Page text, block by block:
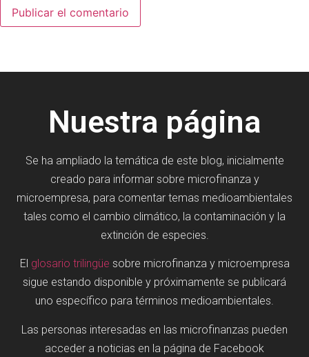
Nuestra página
Se ha ampliado la temática de este blog, inicialmente
creado para informar sobre microfinanza y
microempresa, para comentar temas medioambientales
tales como el cambio climático, la contaminación y la
extinción de especies.
El glosario trilingüe sobre microfinanza y microempresa
sigue estando disponible y próximamente se publicará
uno específico para términos medioambientales.
Las personas interesadas en las microfinanzas pueden
acceder a noticias en la página de Facebook